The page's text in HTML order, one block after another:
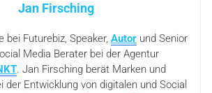
Jan Firsching
bei Futurebiz, Speaker, Autor und Senior
Media Berater bei der Agentur
. Jan Firsching berät Marken und
der Entwicklung von digitalen und Social